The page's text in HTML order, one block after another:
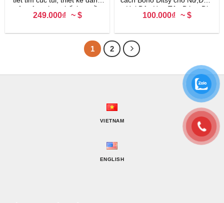
xuông freesize, chất len mềm
mịn co giãn
249.000₫ ~ $
Hai Dây Hoa Tôn Dáng Đi
Biển Form Dài Siêu Nữ Tính
100.000₫ ~ $
1 2
VIETNAM
ENGLISH